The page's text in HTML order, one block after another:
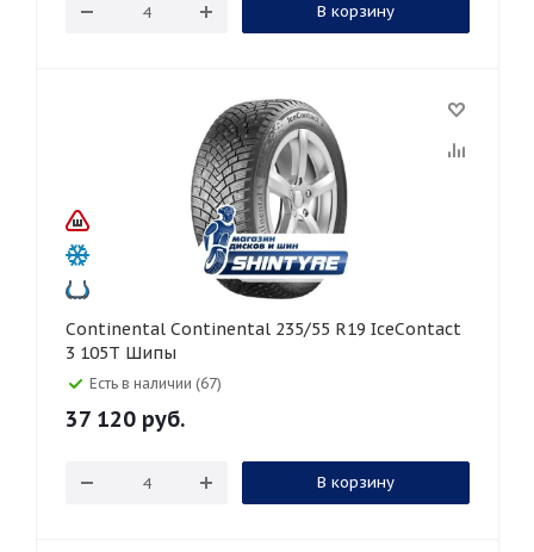
В корзину
Continental Continental 235/55 R19 IceContact
3 105T Шипы
Есть в наличии (67)
37 120 руб.
В корзину